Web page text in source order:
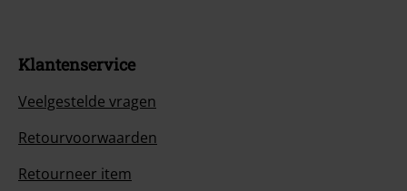
Klantenservice
Veelgestelde vragen
Retourvoorwaarden
Retourneer item